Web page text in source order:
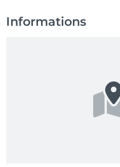
Informations